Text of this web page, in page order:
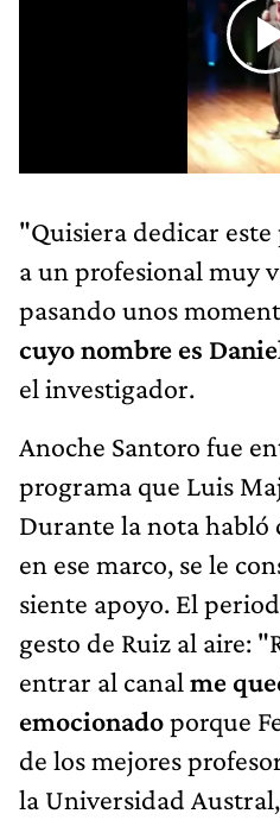
"Quisiera dedicar
a un profesional muy
pasando unos
cuyo nombre es
el investigador.
Anoche Santoro fue
programa que Luis
Durante la nota habló
en ese marco, se le
siente apoyo. El
gesto de Ruiz al aire:
entrar al canal me
emocionadoporque
de los mejores
la Universidad